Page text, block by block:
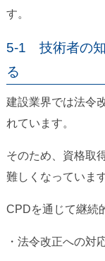
す。
5-1 技術者の知
る
建設業界では法令
れています。
そのため、資格取
難しくなっています
CPDを通じて継続
・法令改正への対